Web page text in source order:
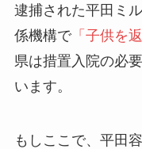
逮捕された平田ミ
係機構で「子供を
県は措置入院の必
います。
もしここで、平田